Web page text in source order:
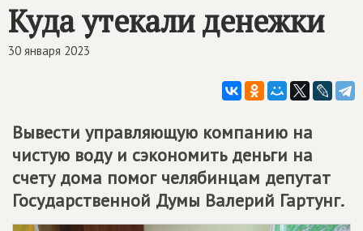
Куда утекали денежки
30 января 2023
Вывести управляющую компанию на
чистую воду и сэкономить деньги на
счету дома помог челябинцам депутат
Государственной Думы Валерий Гартунг.